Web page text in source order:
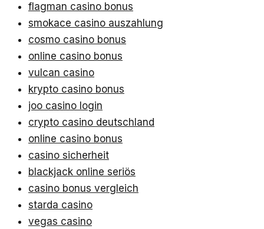
flagman casino bonus
smokace casino auszahlung
cosmo casino bonus
online casino bonus
vulcan casino
krypto casino bonus
joo casino login
crypto casino deutschland
online casino bonus
casino sicherheit
blackjack online seriös
casino bonus vergleich
starda casino
vegas casino